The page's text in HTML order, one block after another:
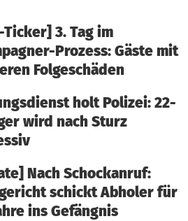
Ticker] 3. Tag im
Prozess: Gäste mit
Folgeschäden
holt Polizei: 22-
wird nach Sturz
Nach Schockanruf:
schickt Abholer für
ins Gefängnis